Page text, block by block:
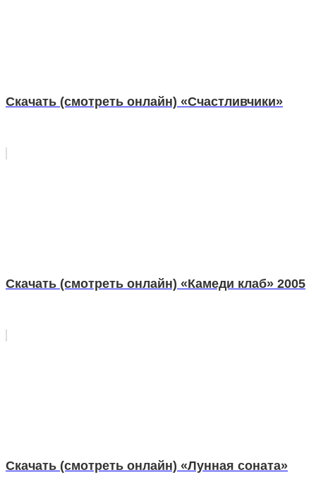
Скачать (смотреть онлайн) «Счастливчики»
Скачать (смотреть онлайн) «Камеди клаб» 2005
Скачать (смотреть онлайн) «Лунная соната»